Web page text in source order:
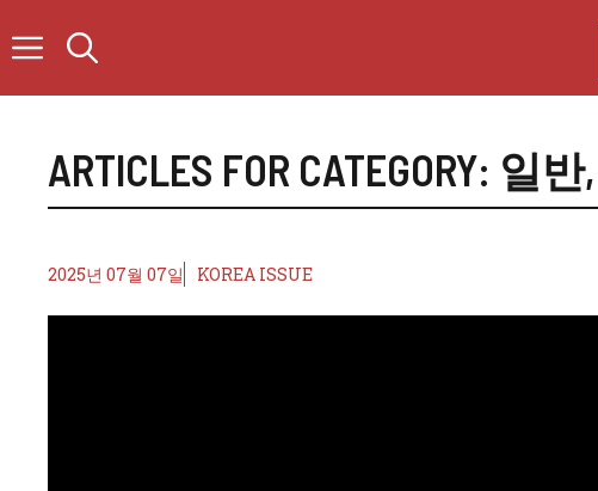
텐
로
ARTICLES FOR CATEGORY: 일반,
2025년 07월 07일 KOREA ISSUE